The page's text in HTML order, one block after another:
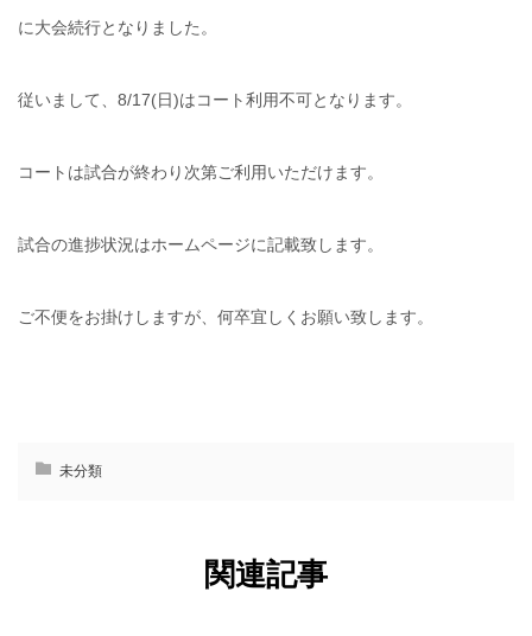
に大会続行となりました。
従いまして、8/17(日)はコート利用不可となります。
コートは試合が終わり次第ご利用いただけます。
試合の進捗状況はホームページに記載致します。
ご不便をお掛けしますが、何卒宜しくお願い致します。
未分類
関連記事